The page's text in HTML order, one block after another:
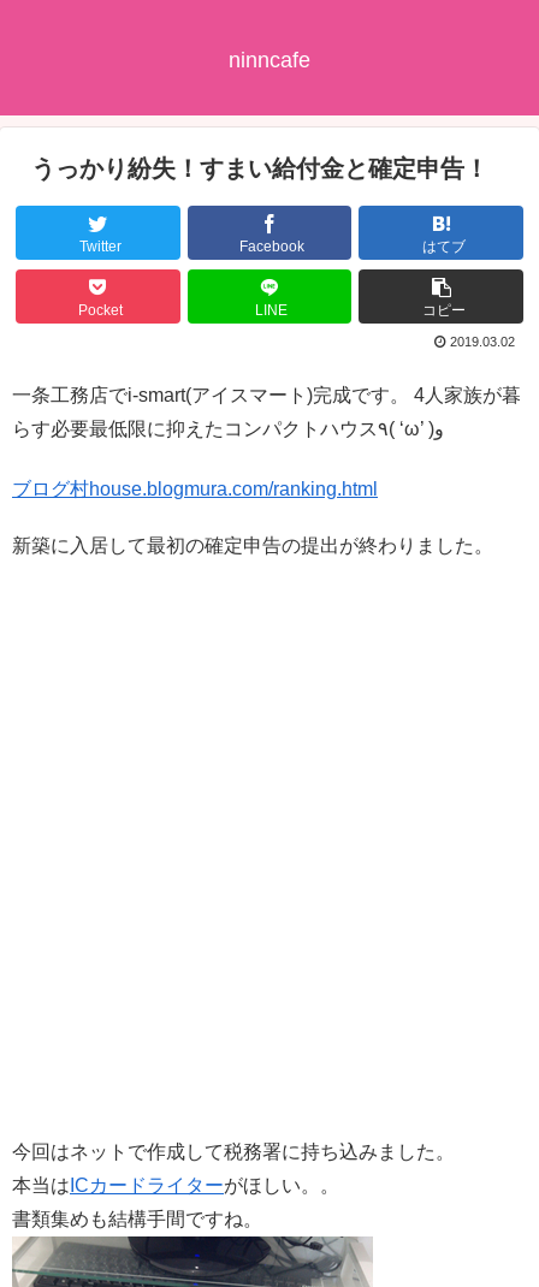
ninncafe
うっかり紛失！すまい給付金と確定申告！
Twitter Facebook はてブ
Pocket LINE コピー
2019.03.02
一条工務店でi-smart(アイスマート)完成です。 4人家族が暮
らす必要最低限に抑えたコンパクトハウス٩( ‘ω’ )و
ブログ村house.blogmura.com/ranking.html
新築に入居して最初の確定申告の提出が終わりました。
今回はネットで作成して税務署に持ち込みました。
本当は ICカードライターがほしい。。
書類集めも結構手間ですね。